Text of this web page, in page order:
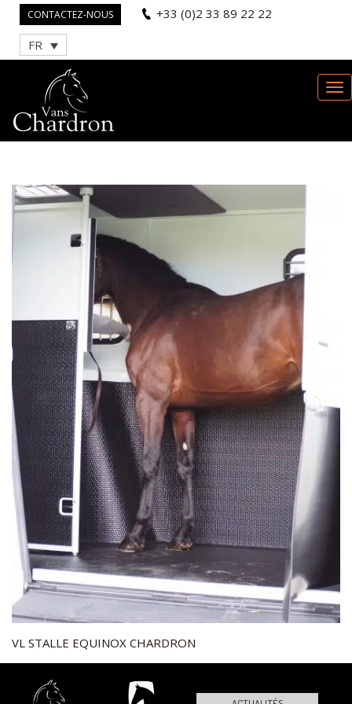
CONTACTEZ-NOUS +33 (0)2 33 89 22 22
FR
VL STALLE EQUINOX CHARDRON